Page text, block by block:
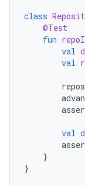
class
@Test
fun
val
val
val
}
}